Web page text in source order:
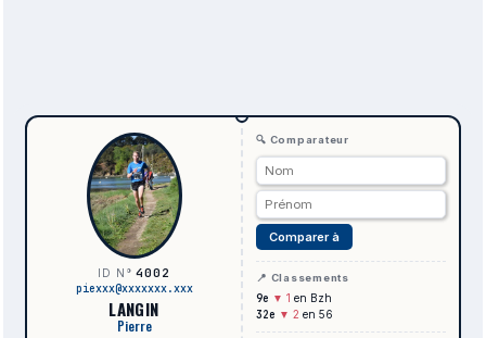
ID N°4002
piexxx@xxxxxxx.xxx
LANGIN
Pierre
🔍 Comparateur
Comparer à
📍 Classements
9e ▼ 1 en Bzh
32e ▼ 2 en 56